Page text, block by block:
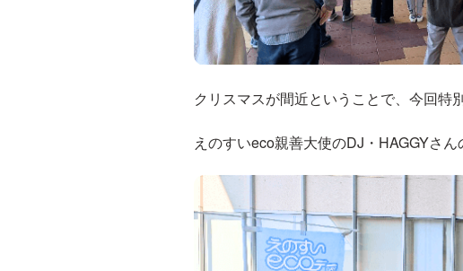
クリスマスが間近ということで、今回特
えのすいeco親善大使のDJ・HAGGYさ